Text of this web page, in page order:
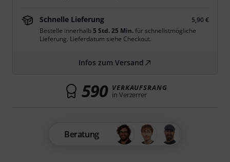
Schnelle Lieferung
5,90 €
Bestelle innerhalb5 Std. 25 Min.für schnellstmögliche
Lieferung. Lieferdatum siehe Checkout.
Infos zum Versand
590 VERKAUFSRANG
in Verzerrer
Beratung